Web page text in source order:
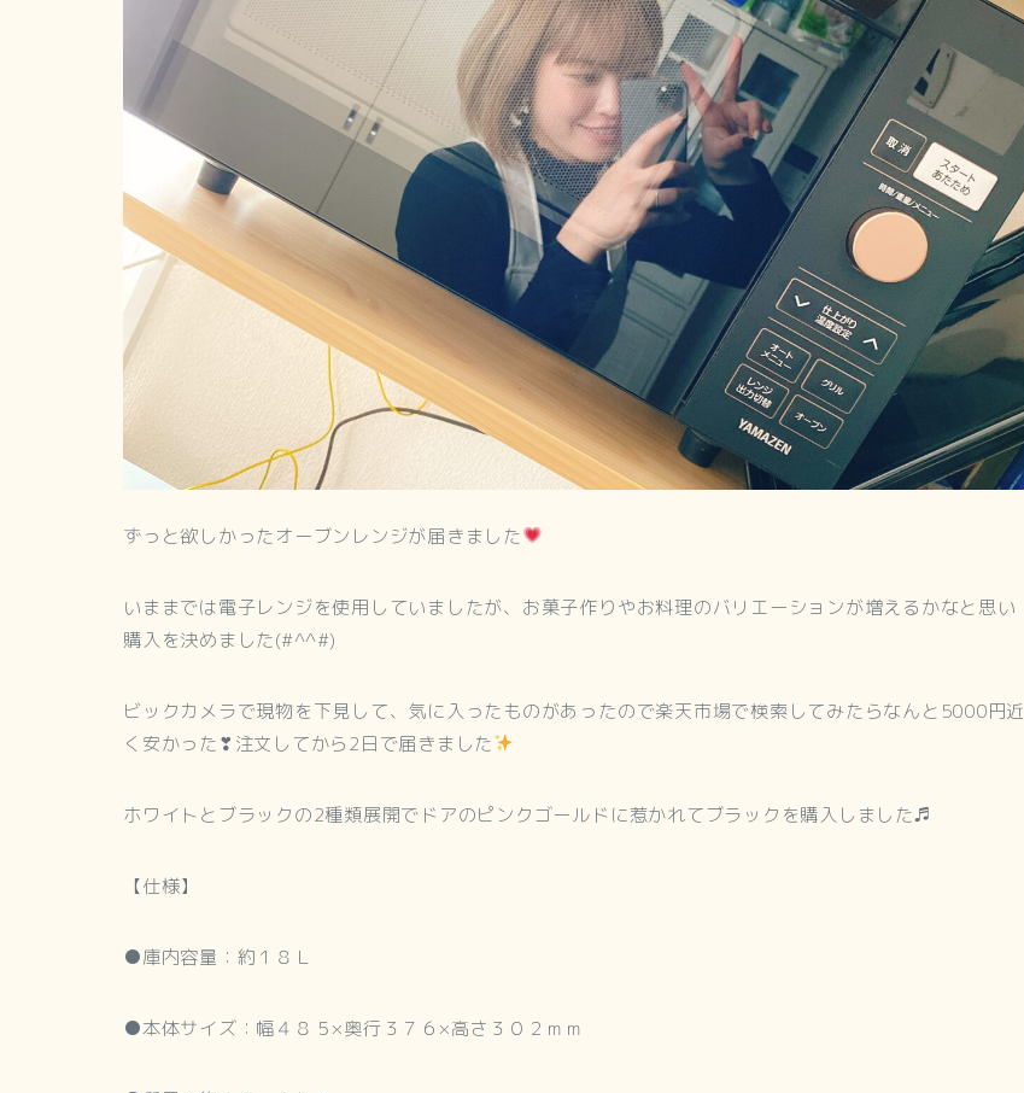
ずっと欲しかったオーブンレンジが届きました
いままでは電子レンジを使用していましたが、お菓子作りやお料理のバリエーションが増えるかなと思い
購入を決めました(#^^#)
ビックカメラで現物を下見して、気に入ったものがあったので楽天市場で検索してみたらなんと5000円近
く安かった❣注文してから2日で届きました
ホワイトとブラックの2種類展開でドアのピンクゴールドに惹かれてブラックを購入しました♬
【仕様】
●庫内容量：約１８Ｌ
●本体サイズ：幅４８５×奥行３７６×高さ３０２ｍｍ